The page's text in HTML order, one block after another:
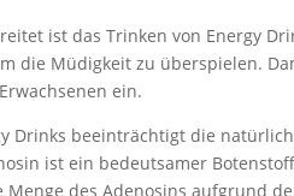
ist das Trinken von Energy
die Müdigkeit zu überspielen.
ein.
Drinks beeinträchtigt die
ist ein bedeutsamer
des Adenosins aufgrund